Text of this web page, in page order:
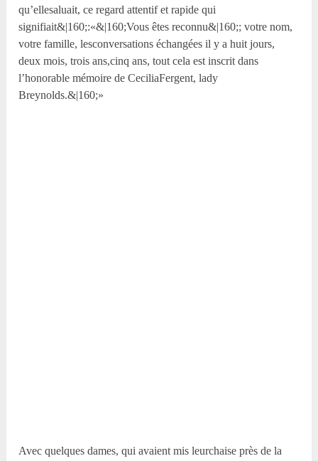
qu’ellesaluait, ce regard attentif et rapide qui
signifiait&|160;:«&|160;Vous êtes reconnu&|160;; votre nom,
votre famille, lesconversations échangées il y a huit jours,
deux mois, trois ans,cinq ans, tout cela est inscrit dans
l’honorable mémoire de CeciliaFergent, lady
Breynolds.&|160;»
Avec quelques dames, qui avaient mis leurchaise près de la